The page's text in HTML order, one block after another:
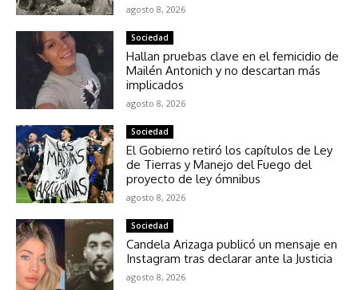
agosto 8, 2026
Sociedad
Hallan pruebas clave en el femicidio de
Mailén Antonich y no descartan más
implicados
agosto 8, 2026
Sociedad
El Gobierno retiró los capítulos de Ley
de Tierras y Manejo del Fuego del
proyecto de ley ómnibus
agosto 8, 2026
Sociedad
Candela Arizaga publicó un mensaje en
Instagram tras declarar ante la Justicia
agosto 8, 2026